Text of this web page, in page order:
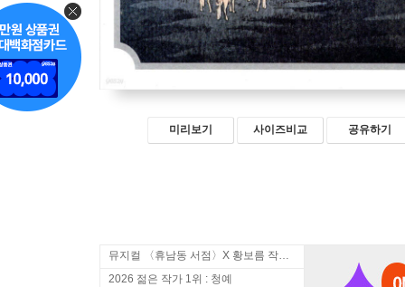
미리보기 사이즈비교 공유하기
뮤지컬 〈휴남동 서점〉X 황보름 작가 북토크
2026 젊은 작가 1위 : 청예